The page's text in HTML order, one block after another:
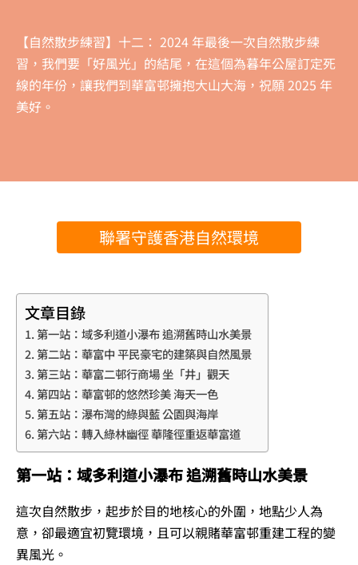
【自然散步練習】十二： 2024 年最後一次自然散步練
習，我們要「好風光」的結尾，在這個為暮年公屋訂定死
線的年份，讓我們到華富邨擁抱大山大海，祝願 2025 年
美好。
聯署守護香港自然環境
文章目錄
第一站：域多利道小瀑布 追溯舊時山水美景
第二站：華富中 平民豪宅的建築與自然風景
第三站：華富二邨行商場 坐「井」觀天
第四站：華富邨的悠然珍美 海天一色
第五站：瀑布灣的綠與藍 公園與海岸
第六站：轉入綠林幽徑 華隆徑重返華富道
第一站：域多利道小瀑布 追溯舊時山水美景
這次自然散步，起步於目的地核心的外圍，地點少人為
意，卻最適宜初覽環境，且可以親賭華富邨重建工程的變
異風光。